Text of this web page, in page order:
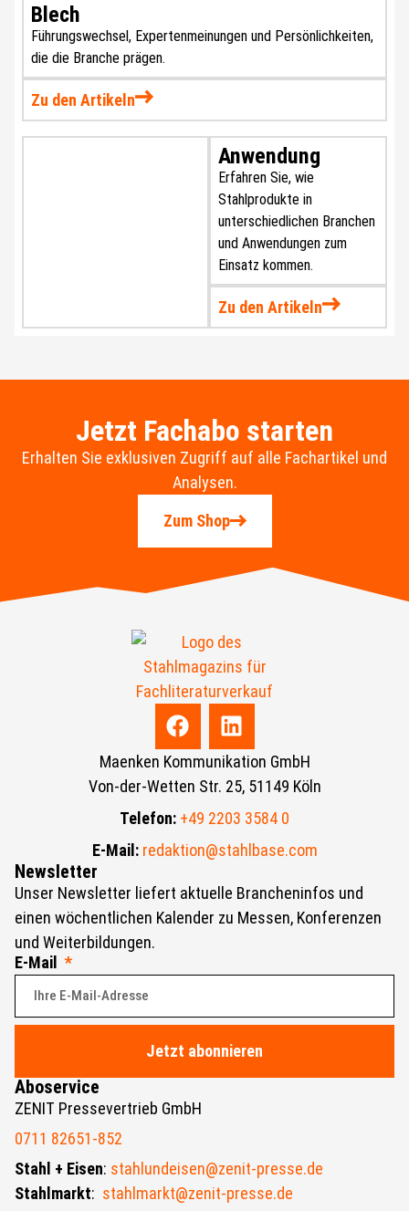
Blech
Führungswechsel, Expertenmeinungen und Persönlichkeiten,
die die Branche prägen.
Zu den Artikeln
Anwendung
Erfahren Sie, wie
Stahlprodukte in
unterschiedlichen Branchen
und Anwendungen zum
Einsatz kommen.
Zu den Artikeln
Jetzt Fachabo starten
Erhalten Sie exklusiven Zugriff auf alle Fachartikel und
Analysen.
Zum Shop
Newsletter
Unser Newsletter liefert aktuelle Brancheninfos und
einen wöchentlichen Kalender zu Messen, Konferenzen
und Weiterbildungen.
E-Mail
Jetzt abonnieren
Aboservice
ZENIT Pressevertrieb GmbH
0711 82651-852
Stahl + Eisen: stahlundeisen@zenit-presse.de
Stahlmarkt: stahlmarkt@zenit-presse.de
Maenken Kommunikation GmbH
Von-der-Wetten Str. 25, 51149 Köln
Telefon: +49 2203 3584 0
E-Mail: redaktion@stahlbase.com